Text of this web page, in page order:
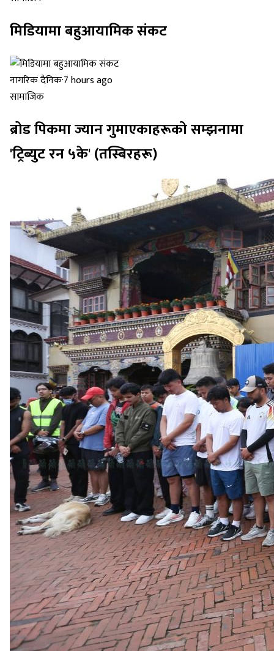
मिडियामा बहुआयामिक संकट
नागरिक दैनिक·7 hours ago
सामाजिक
ब्रोड पिकमा ज्यान गुमाएकाहरूको सम्झनामा
'ट्रिब्युट रन ५के' (तस्बिरहरू)